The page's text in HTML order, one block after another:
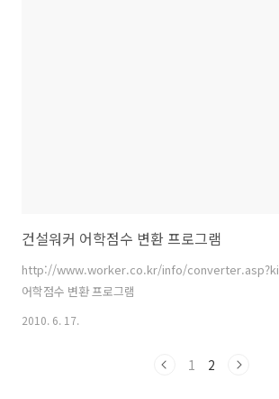
건설워커 어학점수 변환 프로그램
http://www.worker.co.kr/info/
어학점수 변환 프로그램
2010. 6. 17.
1 2